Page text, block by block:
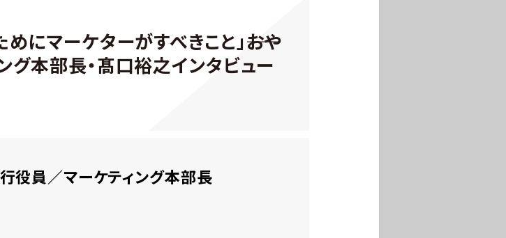
にマーケターがすべきこと」――おや
本部長・髙口裕之インタビュー
役員／マーケティング本部長